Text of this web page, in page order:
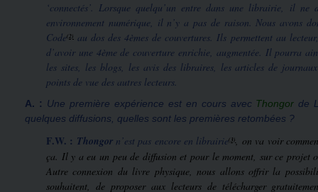
‘connectés’. Lorsque quelqu’un entre dans une librairie, il
environnement numérique, il n’y a pas de raison. Nous avons
Code (2) au dos des 4èmes de couvertures. Ils permettent au
d’avoir une 4ème de couverture enrichie, augmentée. Il pourra
les sites, les blogs, les avis des libraires, les articles de
points de vue des autres lecteurs.
A. : Une première expérience est en cours avec Thongor de
quelques diffusions, quelles sont les premières retombées ?
F.W. : Thongorn’est pas encore en librairie(3), on va voir
ça. Il y a eu un peu de diffusion et pour le moment, sur ce projet
Autre connexion du livre physique, nous allons offrir la
souhaitent, de proposer aux lecteurs de télécharger